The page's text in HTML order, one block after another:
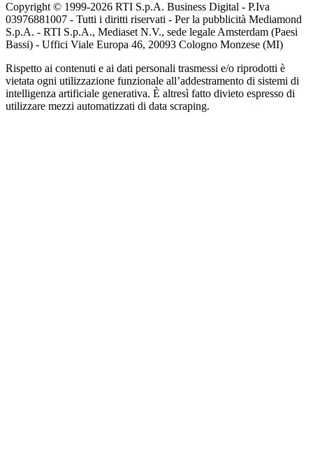
Copyright © 1999-2026 RTI S.p.A. Business Digital - P.Iva
03976881007 - Tutti i diritti riservati - Per la pubblicità Mediamond
S.p.A. - RTI S.p.A., Mediaset N.V., sede legale Amsterdam (Paesi
Bassi) - Uffici Viale Europa 46, 20093 Cologno Monzese (MI)
Rispetto ai contenuti e ai dati personali trasmessi e/o riprodotti è
vietata ogni utilizzazione funzionale all’addestramento di sistemi di
intelligenza artificiale generativa. È altresì fatto divieto espresso di
utilizzare mezzi automatizzati di data scraping.